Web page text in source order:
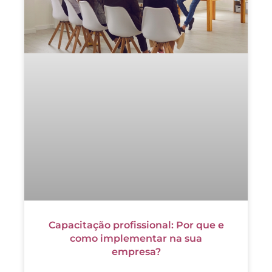
Capacitação profissional: Por que e
como implementar na sua
empresa?